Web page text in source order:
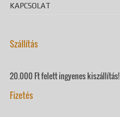
KAPCSOLAT
Szállítás
20.000 Ft felett ingyenes kiszállítás!
Fizetés